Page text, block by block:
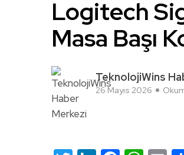
Logitech
Masa Başı
TeknolojiWins
26 Mayıs 2026